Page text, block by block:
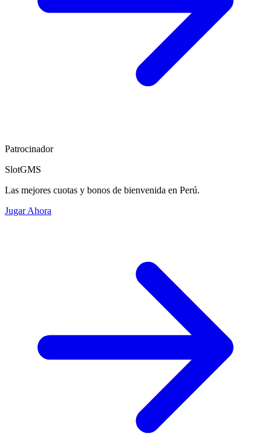
Patrocinador
SlotGMS
Las mejores cuotas y bonos de bienvenida en Perú.
Jugar Ahora